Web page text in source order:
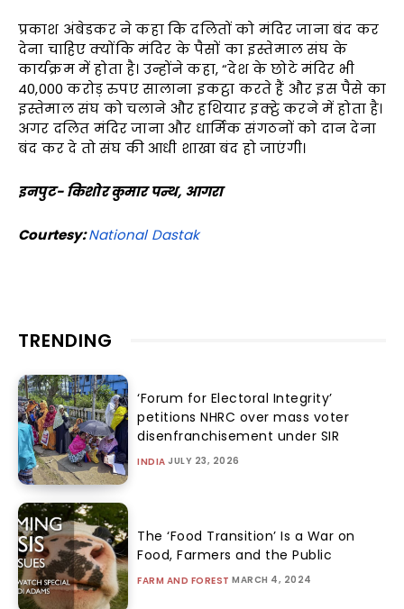
प्रकाश अंबेडकर ने कहा कि दलितों को मंदिर जाना बंद कर
देना चाहिए क्योंकि मंदिर के पैसों का इस्तेमाल संघ के
कार्यक्रम में होता है। उन्होंने कहा, “देश के छोटे मंदिर भी
40,000 करोड़ रुपए सालाना इकट्ठा करते हैं और इस पैसे का
इस्तेमाल संघ को चलाने और हथियार इक्ट्ठे करने में होता है।
अगर दलित मंदिर जाना और धार्मिक संगठनों को दान देना
बंद कर दे तो संघ की आधी शाखा बंद हो जाएंगी।
इनपुट- किशोर कुमार पन्थ, आगरा
Courtesy:National Dastak
TRENDING
‘Forum for Electoral Integrity’
petitions NHRC over mass voter
disenfranchisement under SIR
INDIA JULY 23, 2026
The ‘Food Transition’ Is a War on
Food, Farmers and the Public
FARM AND FOREST MARCH 4, 2024